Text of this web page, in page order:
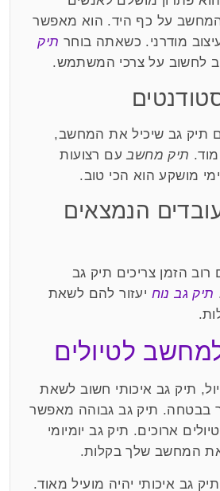
על כף היד. הוא מאפשר
מודרני. כשאתה בוחר תיק
לחשוב על צרכי המשתמש.
תיק גב שיכיל את המחשב,
תיק מחשבעם רצועות
מושקע הוא הכי טוב.
הנמצאים
רוב הזמן צריכים תיק גב
תיק גב נוח יעזור להם לשאת
לטיולים
תיק גב איכותי חשוב לשאת
תיק גב גבוהה מאפשר
ארוכים. תיק גב יומיומי
המחשב שלך בקלות.
גב איכותי יהיה מועיל מאוד.